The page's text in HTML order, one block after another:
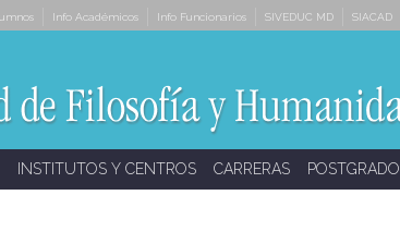
Info Académicos Info Funcionarios SIVEDUC MD SIACAD
INSTITUTOS Y CENTROS CARRERAS POSTGRADO